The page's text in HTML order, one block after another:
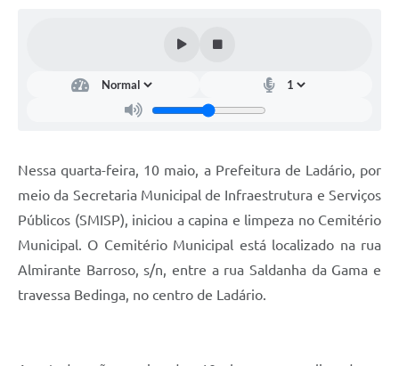
Telefones Úteis
Nessa quarta-feira, 10 maio, a Prefeitura de Ladário, por
meio da Secretaria Municipal de Infraestrutura e Serviços
Públicos (SMISP), iniciou a capina e limpeza no Cemitério
Municipal. O Cemitério Municipal está localizado na rua
Almirante Barroso, s/n, entre a rua Saldanha da Gama e
travessa Bedinga, no centro de Ladário.